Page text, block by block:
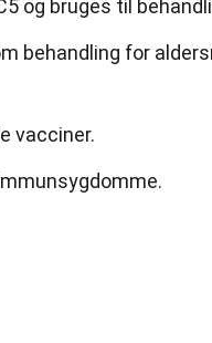
og bruges til
behandling for
vacciner.